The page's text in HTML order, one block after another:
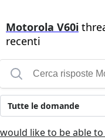
Motorola V60i
recenti
Tutte le domande
would like to be able